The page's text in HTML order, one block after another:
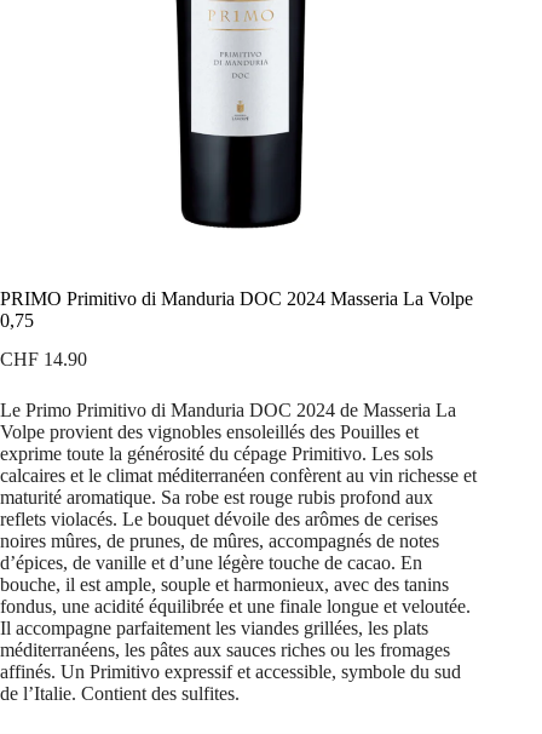
PRIMO Primitivo di Manduria DOC 2024 Masseria La Volpe
0,75
CHF 14.90
Le Primo Primitivo di Manduria DOC 2024 de Masseria La
Volpe provient des vignobles ensoleillés des Pouilles et
exprime toute la générosité du cépage Primitivo. Les sols
calcaires et le climat méditerranéen confèrent au vin richesse et
maturité aromatique. Sa robe est rouge rubis profond aux
reflets violacés. Le bouquet dévoile des arômes de cerises
noires mûres, de prunes, de mûres, accompagnés de notes
d’épices, de vanille et d’une légère touche de cacao. En
bouche, il est ample, souple et harmonieux, avec des tanins
fondus, une acidité équilibrée et une finale longue et veloutée.
Il accompagne parfaitement les viandes grillées, les plats
méditerranéens, les pâtes aux sauces riches ou les fromages
affinés. Un Primitivo expressif et accessible, symbole du sud
de l’Italie. Contient des sulfites.